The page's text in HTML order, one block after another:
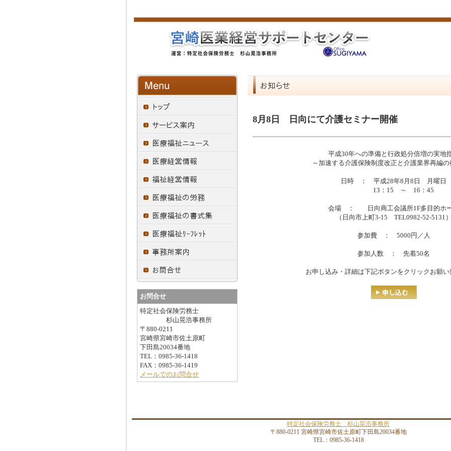
8月8日 日向にて介護セミナー開催
平成30年への準備と行政処分倍増の実地
～加速する介護保険制度改正と介護業界再編の
日時 ： 平成28年8月8日 月曜日
13：15 ～ 16：45
会場 ： 日向商工会議所1F多目的ホ
（日向市上町3-15 TEL0982-52-5131）
参加費 ： 5000円／人
参加人数 ： 先着50名
お申し込み・詳細は下記ボタンをクリックお願い
お問合せ
特定社会保険労務士
杉山晃浩事務所
〒880-0211
宮崎県宮崎市佐土原町
下田島20034番地
TEL：0985-36-1418
FAX：0985-36-1419
メールでのお問合せ
特定社会保険労務士 杉山晃浩事務所
〒880-0211 宮崎県宮崎市佐土原町下田島20034番地
TEL：0985-36-1418